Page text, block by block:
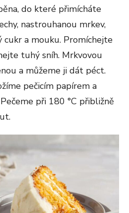
do které přimícháte
nastrouhanou mrkev,
cukr a mouku. Promíchejte
tuhý sníh. Mrkvovou
a můžeme ji dát péct.
pečicím papírem a
při 180 °C přibližně